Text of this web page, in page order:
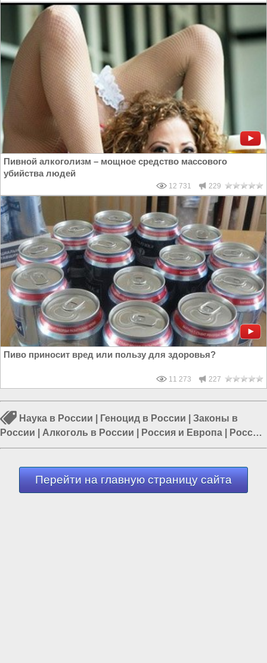
Пивной алкоголизм – мощное средство массового
убийства людей
12 731 229
Пиво приносит вред или пользу для здоровья?
11 273 227
Наука в России Геноцид в России
Законы в
России
Алкоголь в России Россия и Европа
Россия
и Запад|Россия и Испания
Перейти на главную страницу сайта